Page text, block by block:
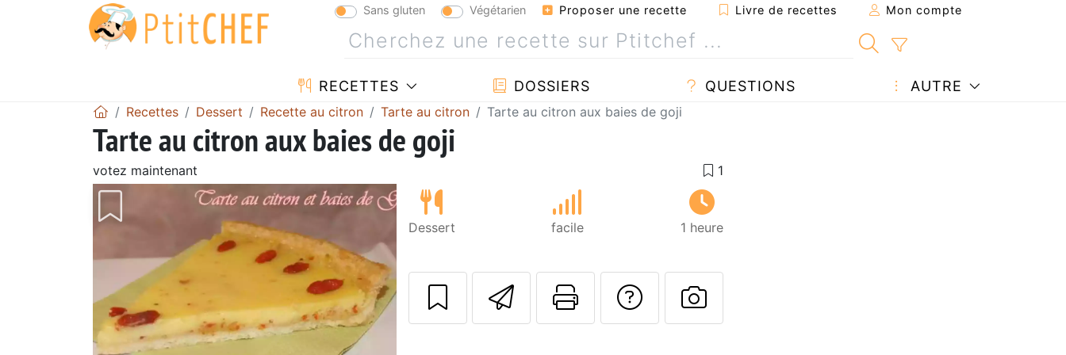
Sans gluten Végétarien Proposer une recette Livre de recettes Mon compte
RECETTES DOSSIERS QUESTIONS AUTRE
Recettes Dessert Recette au citron Tarte au citron Tarte au citron aux baies de goji
Tarte au citron aux baies de goji
votez maintenant
Dessert facile 1 heure
Envoyer cette recette à un ami
Imprimer cette page
Poser une question à l'auteur
Publier votre photo de cette